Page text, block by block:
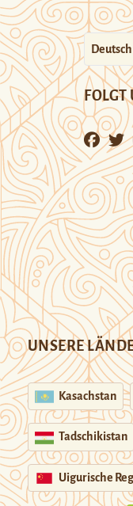
Deutsch
FOLGT
UNSERE
Kasachstan
Tadschikistan
Uigurische